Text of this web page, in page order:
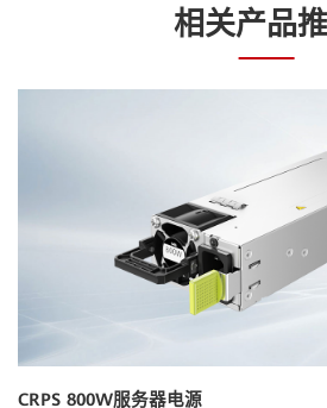
相关产品
CRPS 800W服务器电源